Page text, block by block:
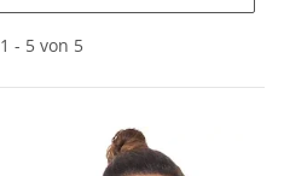
- 5 von 5